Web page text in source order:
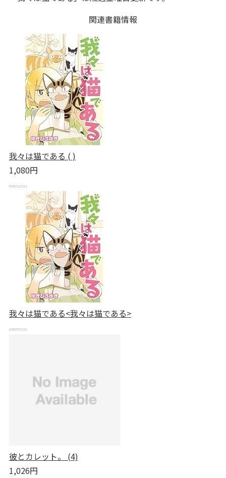
関連書籍情報
我々は猫である ( )
1,080円
我々は猫である<我々は猫である>
彼とカレット。 (4)
1,026円